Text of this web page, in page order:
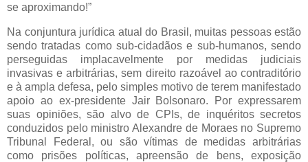
se aproximando!”
Na conjuntura jurídica atual do Brasil, muitas pessoas estão
sendo tratadas como sub-cidadãos e sub-humanos, sendo
perseguidas implacavelmente por medidas judiciais
invasivas e arbitrárias, sem direito razoável ao contraditório
e à ampla defesa, pelo simples motivo de terem manifestado
apoio ao ex-presidente Jair Bolsonaro. Por expressarem
suas opiniões, são alvo de CPIs, de inquéritos secretos
conduzidos pelo ministro Alexandre de Moraes no Supremo
Tribunal Federal, ou são vítimas de medidas arbitrárias
como prisões políticas, apreensão de bens, exposição